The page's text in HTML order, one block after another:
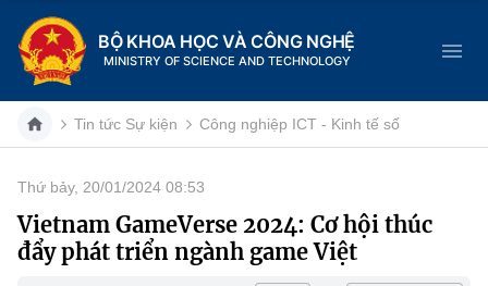
BỘ KHOA HỌC VÀ CÔNG NGHỆ
MINISTRY OF SCIENCE AND TECHNOLOGY
Danh mục
Trang chủ
Tin tức Sự kiện Công nghiệp ICT - Kinh tế số
Thứ bảy, 20/01/2024 08:53
Vietnam GameVerse 2024: Cơ hội thúc
đẩy phát triển ngành game Việt